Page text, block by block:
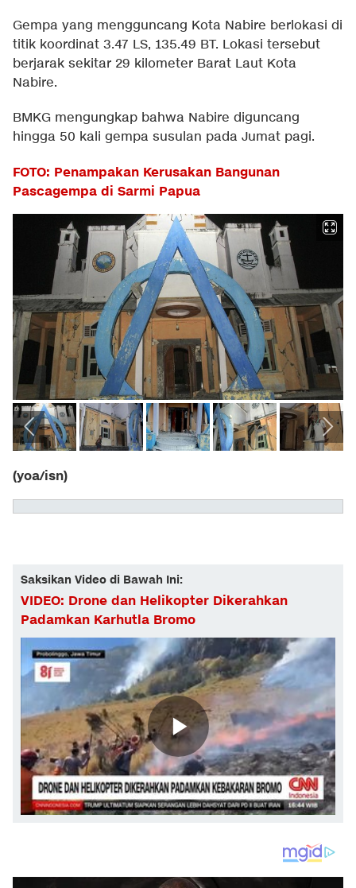
Gempa yang mengguncang Kota Nabire berlokasi di
titik koordinat 3.47 LS, 135.49 BT. Lokasi tersebut
berjarak sekitar 29 kilometer Barat Laut Kota
Nabire.
BMKG mengungkap bahwa Nabire diguncang
hingga 50 kali gempa susulan pada Jumat pagi.
FOTO: Penampakan Kerusakan Bangunan
Pascagempa di Sarmi Papua
(yoa/isn)
Saksikan Video di Bawah Ini:
VIDEO: Drone dan Helikopter Dikerahkan
Padamkan Karhutla Bromo